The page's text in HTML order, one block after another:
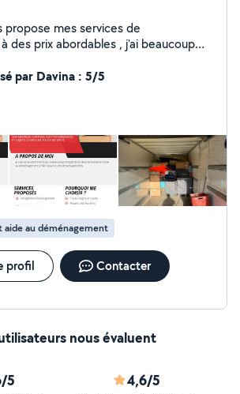
des prix abordables , j'ai beaucoup
contacter
par Davina : 5/5
au déménagement
profil Contacter
nous évaluent
5 4,6/5